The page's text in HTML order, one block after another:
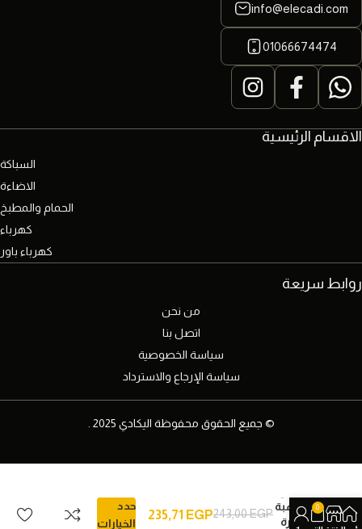
الاقسام الرئيسية
السباكة
الاضاءة
الحمام والمطبخ
كهرباء
كهرباء باور
info@elecadi.com
01066674474
روابط سريعة
من نحن
اتصل بنا
سياسة الخصوصية
سياسة الإرجاع والاسترداد
© جميع الحقوق محفوظة اليكادي 2025 .
– بلمبة
اشارة
243,00EGP
235,71 EGP
حدد
الخيارات
0